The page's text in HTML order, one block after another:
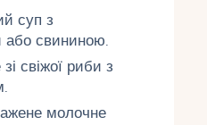
суп з
або свининою.
свіжої риби з
молочне